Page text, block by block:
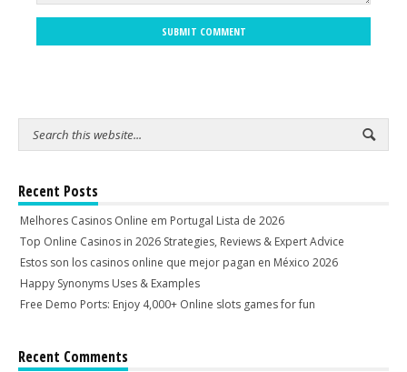
SUBMIT COMMENT
Recent Posts
Melhores Casinos Online em Portugal Lista de 2026
Top Online Casinos in 2026 Strategies, Reviews & Expert Advice
Estos son los casinos online que mejor pagan en México 2026
Happy Synonyms Uses & Examples
Free Demo Ports: Enjoy 4,000+ Online slots games for fun
Recent Comments